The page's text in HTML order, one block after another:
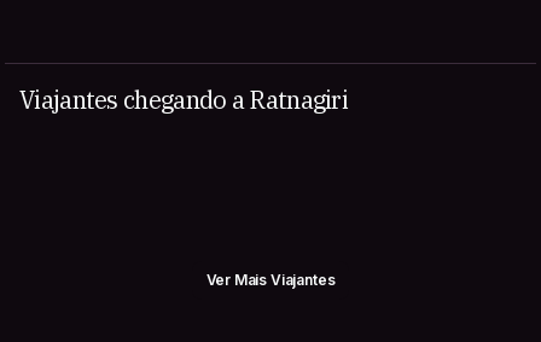
Viajantes chegando a Ratnagiri
Ver Mais Viajantes